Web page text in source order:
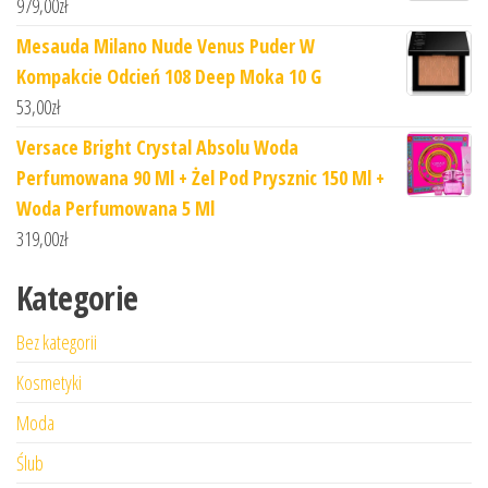
Mesauda Milano Nude Venus Puder W
Kompakcie Odcień 108 Deep Moka 10 G
53,00zł
Versace Bright Crystal Absolu Woda
Perfumowana 90 Ml + Żel Pod Prysznic 150 Ml +
Woda Perfumowana 5 Ml
319,00zł
Kategorie
Bez kategorii
Kosmetyki
Moda
Ślub